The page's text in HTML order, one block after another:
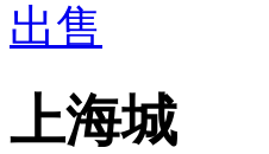
出售
上海城